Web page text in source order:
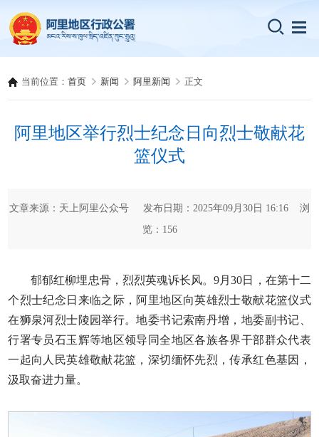
当前位置：首页 新闻 阿里新闻 正文
阿里地区举行烈士纪念日向烈士敬献花
篮仪式
文章来源：天上阿里公众号 发布日期：2025年09月30日 16:16 浏
览： 156
郁郁红柳埋忠骨，烈烈英魂诉长风。9月30日，在第十二
个烈士纪念日来临之际，阿里地区向英雄烈士敬献花篮仪式
在狮泉河烈士陵园举行。地委书记索南丹增，地委副书记、
行署专员石玉辉等地区领导同全地区各族各界干部群众代表
一起向人民英雄敬献花篮，深切缅怀先烈，传承红色基因，
汲取奋进力量。